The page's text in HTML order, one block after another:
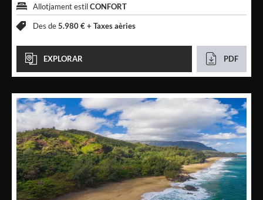
Allotjament estilCONFORT
Des de5.980 € + Taxes aèries
EXPLORAR PDF